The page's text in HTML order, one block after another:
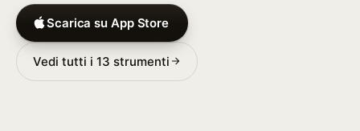
Scarica su App Store
Vedi tutti i 13 strumenti